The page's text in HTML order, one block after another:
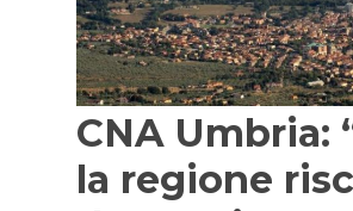
CNA Umbria:
la regione